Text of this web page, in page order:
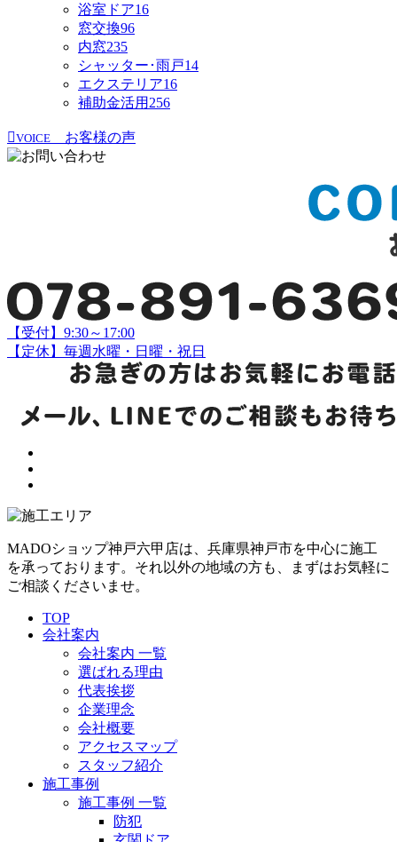
浴室ドア16
窓交換96
内窓235
シャッター･雨戸14
エクステリア16
補助金活用 256
VOICE お客様の声
【受付】9:30～17:00
【定休】毎週水曜・日曜・祝日
MADOショップ神戸六甲店は、兵庫県神戸市を中心に施工
を承っております。それ以外の地域の方も、まずはお気軽に
ご相談くださいませ。
TOP
会社案内
会社案内 一覧
選ばれる理由
代表挨拶
企業理念
会社概要
アクセスマップ
スタッフ紹介
施工事例
施工事例 一覧
防犯